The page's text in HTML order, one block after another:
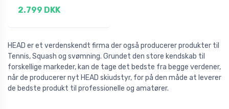
2.799 DKK
HEAD er et verdenskendt firma der også producerer produkter til
Tennis, Squash og svømning. Grundet den store kendskab til
forskellige markeder, kan de tage det bedste fra begge verdener,
når de producerer nyt HEAD skiudstyr, for på den måde at leverer
de bedste produkt til professionelle og amatører.